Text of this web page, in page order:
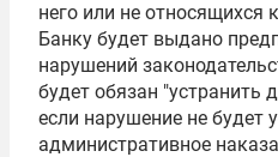
него или не относящихся
Банку будет выдано
нарушений
будет обязан "устранить
если нарушение не будет
административное